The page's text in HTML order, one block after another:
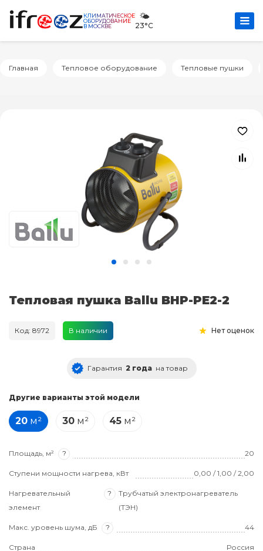
КЛИМАТИЧЕСКОЕ
ОБОРУДОВАНИЕ
В МОСКВЕ
🌤️
23°C
Главная Тепловое оборудование Тепловые пушки
Тепловая пушка Ballu BHP-PE2-2
Код: 8972 В наличии Нет оценок
Гарантия 2 года на товар
Другие варианты этой модели
20 м² 30 м² 45 м²
Площадь, м² ? 20
Ступени мощности нагрева, кВт 0,00 / 1,00 / 2,00
Нагревательный
элемент
?
Трубчатый электронагреватель
(ТЭН)
Макс. уровень шума, дБ ? 44
Страна
Россия